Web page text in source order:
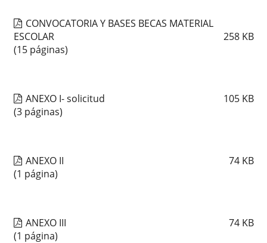
CONVOCATORIA Y BASES BECAS MATERIAL
ESCOLAR
258 KB
(15 páginas)
ANEXO I- solicitud 105 KB
(3 páginas)
ANEXO II 74 KB
(1 página)
ANEXO III 74 KB
(1 página)